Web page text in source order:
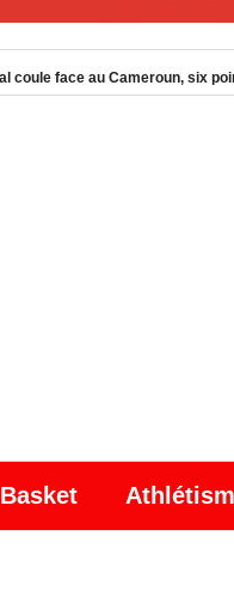
Sarr dévoile une liste de 13
Basket